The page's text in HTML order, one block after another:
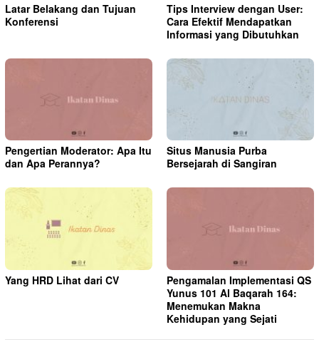
Latar Belakang dan Tujuan
Konferensi
Tips Interview dengan User:
Cara Efektif Mendapatkan
Informasi yang Dibutuhkan
Pengertian Moderator: Apa Itu
dan Apa Perannya?
Situs Manusia Purba
Bersejarah di Sangiran
Yang HRD Lihat dari CV
Pengamalan Implementasi QS
Yunus 101 Al Baqarah 164:
Menemukan Makna
Kehidupan yang Sejati